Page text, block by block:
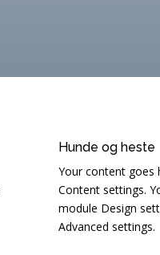
Hunde og heste
Your content goes
Content settings.
module Design
Advanced settings.